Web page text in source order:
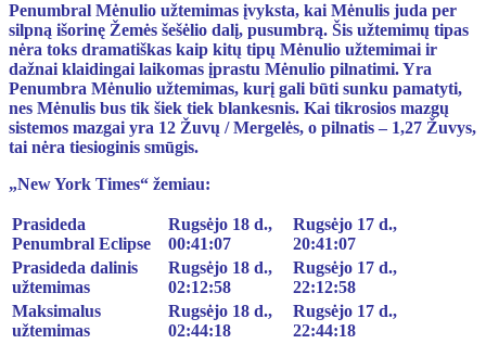
Penumbral Mėnulio užtemimas įvyksta, kai Mėnulis juda per
silpną išorinę Žemės šešėlio dalį, pusumbrą. Šis užtemimų tipas
nėra toks dramatiškas kaip kitų tipų Mėnulio užtemimai ir
dažnai klaidingai laikomas įprastu Mėnulio pilnatimi. Yra
Penumbra Mėnulio užtemimas, kurį gali būti sunku pamatyti,
nes Mėnulis bus tik šiek tiek blankesnis. Kai tikrosios mazgų
sistemos mazgai yra 12 Žuvų / Mergelės, o pilnatis – 1,27 Žuvys,
tai nėra tiesioginis smūgis.
„New York Times“ žemiau:
Prasideda
Penumbral Eclipse
Rugsėjo 18 d.,
00:41:07
Rugsėjo 17 d.,
20:41:07
Prasideda dalinis
užtemimas
Rugsėjo 18 d.,
02:12:58
Rugsėjo 17 d.,
22:12:58
Maksimalus
užtemimas
Rugsėjo 18 d.,
02:44:18
Rugsėjo 17 d.,
22:44:18